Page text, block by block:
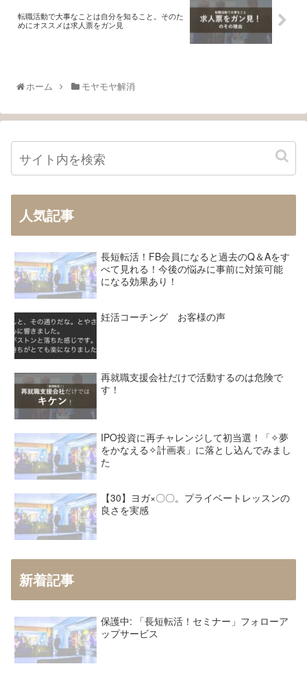
転職活動で大事なことは自分を知ること。そのた
めにオススメは求人票をガン見
ホーム モヤモヤ解消
人気記事
長短転活！FB会員になると過去のQ＆Aをす
べて見れる！今後の悩みに事前に対策可能
になる効果あり！
妊活コーチング お客様の声
再就職支援会社だけで活動するのは危険で
す！
IPO投資に再チャレンジして初当選！「✧夢
をかなえる✧計画表」に落とし込んでみまし
た
【30】ヨガ×〇〇。プライベートレッスンの
良さを実感
新着記事
保護中: 「長短転活！セミナー」フォローア
ップサービス